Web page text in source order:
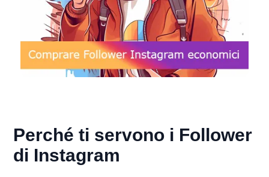
Perché ti servono i Follower
di Instagram